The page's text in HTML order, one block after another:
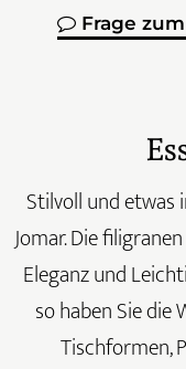
Frage
Stilvoll und etwas
Jomar. Die
Eleganz und
so haben Sie
Tischformen,